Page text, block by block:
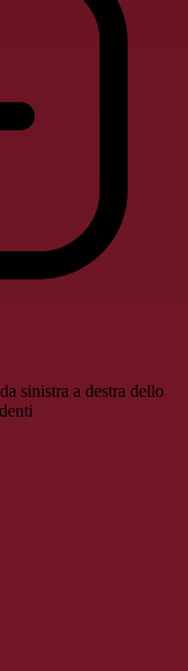
sinistra a destra dello